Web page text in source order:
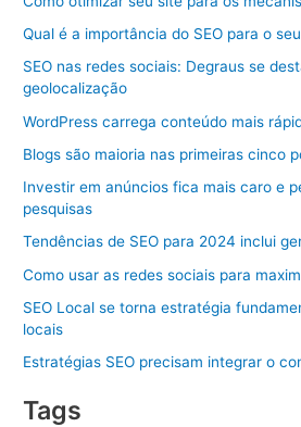
Qual é a importância do SEO para o
SEO nas redes sociais: Degraus se
geolocalização
WordPress carrega conteúdo mais
Blogs são maioria nas primeiras cinco
Investir em anúncios fica mais caro e
pesquisas
Tendências de SEO para 2024 inclui
Como usar as redes sociais para
SEO Local se torna estratégia
locais
Estratégias SEO precisam integrar o
Tags